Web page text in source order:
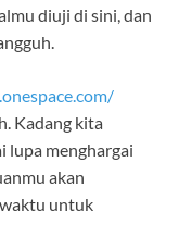
diuji di sini, dan
Kadang kita
lupa menghargai
akan
untuk